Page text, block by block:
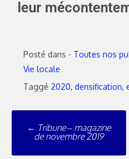
leur
Posté dans - Toutes nos
Vie locale
Taggé 2020, densification,
← Tribune – magazine
de novembre 2019